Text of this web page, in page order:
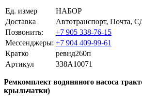
Ед. измер
НАБОР
Доставка
Автотранспорт, Почта,
Позвонить:
+7 905 338-76-15
Мессенджеры: +7 904 409-99-61
Кратко
ревнд260п
Артикул
338A10071
Ремкомплект водяняного насоса
крыльчатки)